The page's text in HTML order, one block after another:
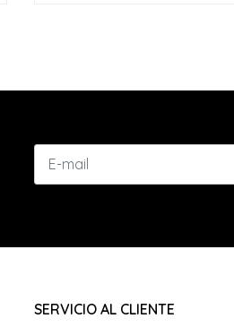
SERVICIO AL CLIENTE